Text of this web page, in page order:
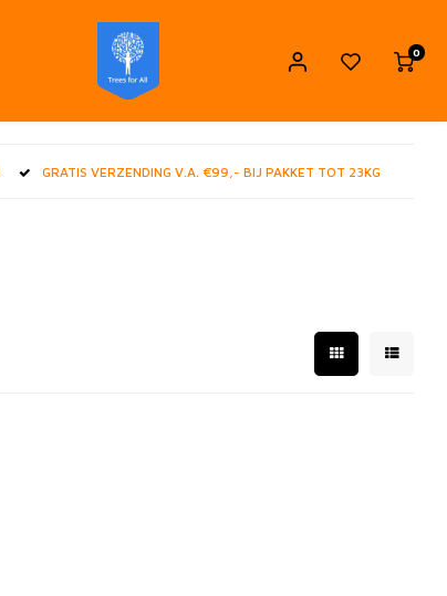
0
GRATIS VERZENDING V.A. €99,- BIJ PAKKET TOT 23KG